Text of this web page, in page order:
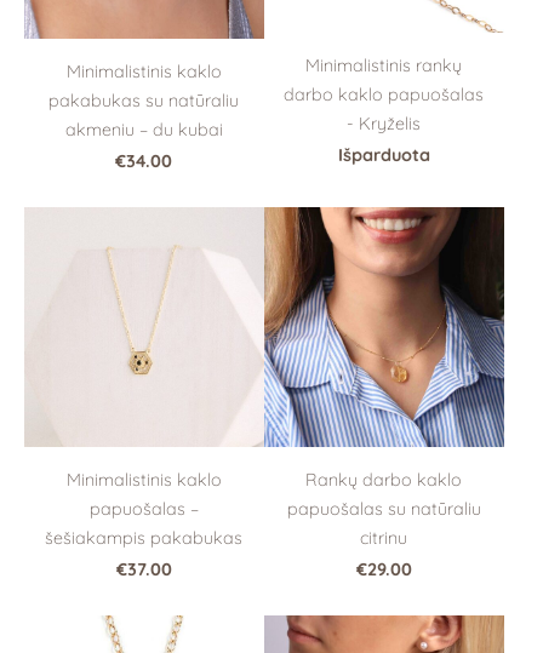
Minimalistinis kaklo
pakabukas su natūraliu
akmeniu – du kubai
€34.00
Minimalistinis rankų
darbo kaklo papuošalas
- Kryželis
Išparduota
Minimalistinis kaklo
papuošalas –
šešiakampis pakabukas
€37.00
Rankų darbo kaklo
papuošalas su natūraliu
citrinu
€29.00